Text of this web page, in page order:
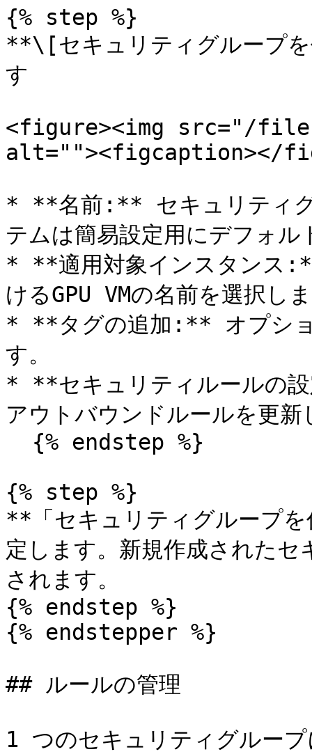
{% step %}
**\[セキュリティグループ
す
<figure><img src="/files/
alt=""><figcaption></
* **名前:** セキュリティグ
テムは簡易設定用にデフォル
* **適用対象インスタンス
けるGPU VMの名前を選択し
* **タグの追加:** オプショ
す。
* **セキュリティルールの
アウトバウンドルールを更新
{% step %}
**「セキュリティグループ
定します。新規作成された
されます。
{% endstep %}
{% endstepper %}
## ルールの管理
1 つのセキュリティグルー